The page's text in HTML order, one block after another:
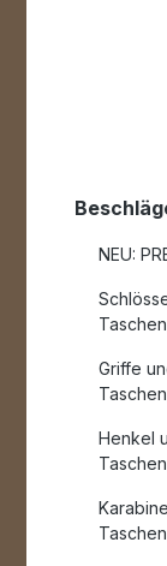
NEU:
Taschen
Griffe
Taschen
Henkel
Taschen
Taschen